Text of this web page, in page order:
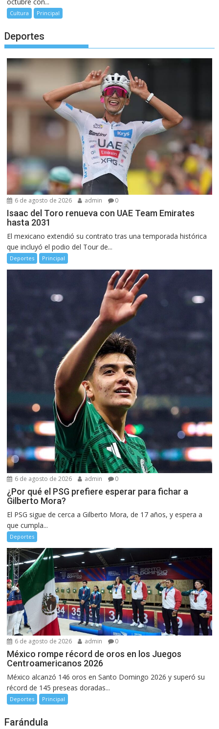
Cultura Principal
Deportes
6 de agosto de 2026 admin 0
Isaac del Toro renueva con UAE Team Emirates
hasta 2031
El mexicano extendió su contrato tras una temporada histórica
que incluyó el podio del Tour de...
Deportes Principal
6 de agosto de 2026 admin 0
¿Por qué el PSG prefiere esperar para fichar a
Gilberto Mora?
El PSG sigue de cerca a Gilberto Mora, de 17 años, y espera a
que cumpla...
Deportes
6 de agosto de 2026 admin 0
México rompe récord de oros en los Juegos
Centroamericanos 2026
México alcanzó 146 oros en Santo Domingo 2026 y superó su
récord de 145 preseas doradas...
Deportes Principal
Farándula